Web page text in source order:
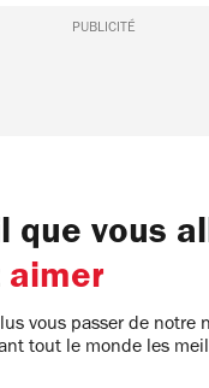
PUBLICITÉ
que vous
aimer
vous passer de notre
tout le monde les